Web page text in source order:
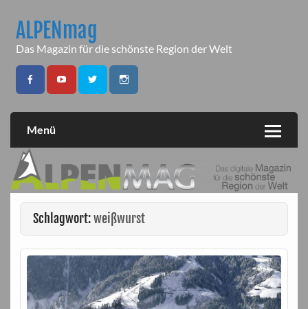
contentALPENmag
Das Magazin für die schönste Region der Welt
Menü
Schlagwort:weißwurst